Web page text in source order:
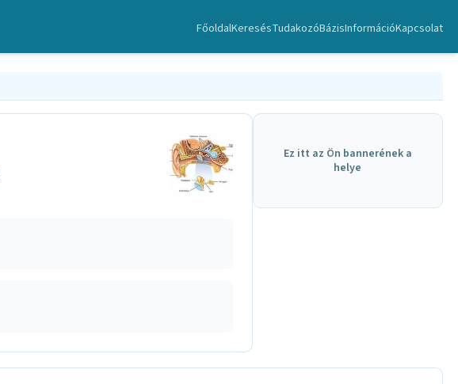
FőoldalKeresésTudakozóBázisInformációKapcsolat
Ez itt az Ön bannerének a
helye